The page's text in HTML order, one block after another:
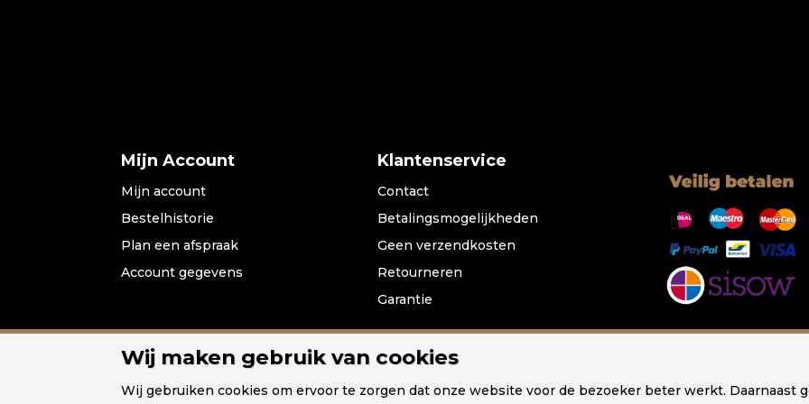
Mijn Account
Mijn account
Bestelhistorie
Plan een afspraak
Account gegevens
Klantenservice
Contact
Betalingsmogelijkheden
Geen verzendkosten
Retourneren
Garantie
Vloerlampen Tafellampen Wandlampen Plafondlampen
Wij maken gebruik van cookies
Wij gebruiken cookies om ervoor te zorgen dat onze website voor de bezoeker beter werkt. Daarnaast